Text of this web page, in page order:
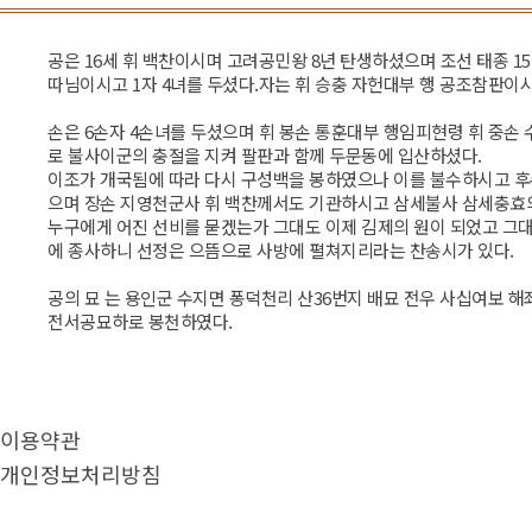
공은 16세 휘 백찬이시며 고려공민왕 8년 탄생하셨으며 조선 태종
따님이시고 1자 4녀를 두셨다.자는 휘 승충 자헌대부 행 공조참판
손은 6손자 4손녀를 두셨으며 휘 봉손 통훈대부 행임피현령 휘 중
로 불사이군의 충절을 지켜 팔판과 함께 두문동에 입산하셨다.
이조가 개국됨에 따라 다시 구성백을 봉하였으나 이를 불수하시고
으며 장손 지영천군사 휘 백찬께서도 기관하시고 삼세불사 삼세충
누구에게 어진 선비를 묻겠는가 그대도 이제 김제의 원이 되었고
에 종사하니 선정은 으뜸으로 사방에 펼쳐지리라는 찬송시가 있다.
공의 묘 는 용인군 수지면 퐁덕천리 산36번지 배묘 전우 사십여보
전서공묘하로 봉천하였다.
이용약관
개인정보처리방침